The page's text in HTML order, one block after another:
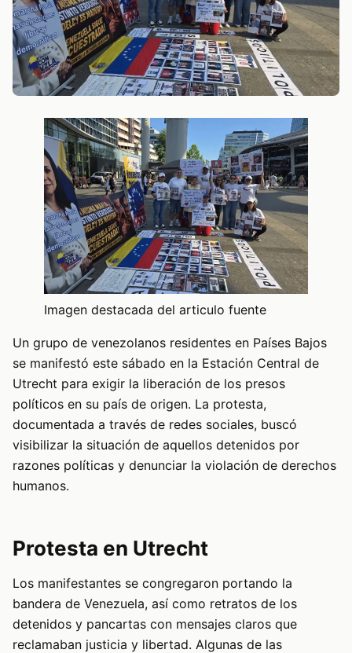
Imagen destacada del articulo fuente
Un grupo de venezolanos residentes en Países Bajos
se manifestó este sábado en la Estación Central de
Utrecht para exigir la liberación de los presos
políticos en su país de origen. La protesta,
documentada a través de redes sociales, buscó
visibilizar la situación de aquellos detenidos por
razones políticas y denunciar la violación de derechos
humanos.
Protesta en Utrecht
Los manifestantes se congregaron portando la
bandera de Venezuela, así como retratos de los
detenidos y pancartas con mensajes claros que
reclamaban justicia y libertad. Algunas de las